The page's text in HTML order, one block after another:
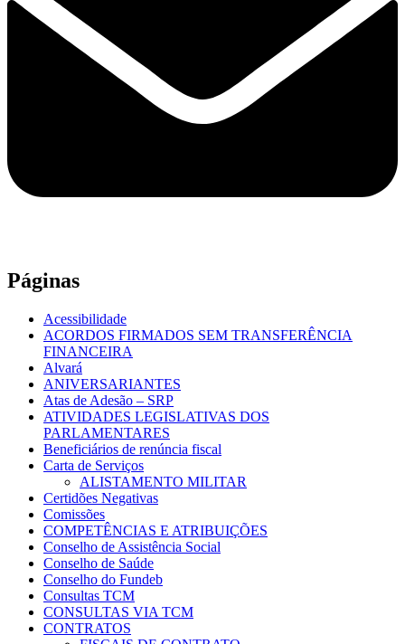
Páginas
Acessibilidade
ACORDOS FIRMADOS SEM TRANSFERÊNCIA
FINANCEIRA
Alvará
ANIVERSARIANTES
Atas de Adesão – SRP
ATIVIDADES LEGISLATIVAS DOS
PARLAMENTARES
Beneficiários de renúncia fiscal
Carta de Serviços
ALISTAMENTO MILITAR
Certidões Negativas
Comissões
COMPETÊNCIAS E ATRIBUIÇÕES
Conselho de Assistência Social
Conselho de Saúde
Conselho do Fundeb
Consultas TCM
CONSULTAS VIA TCM
CONTRATOS